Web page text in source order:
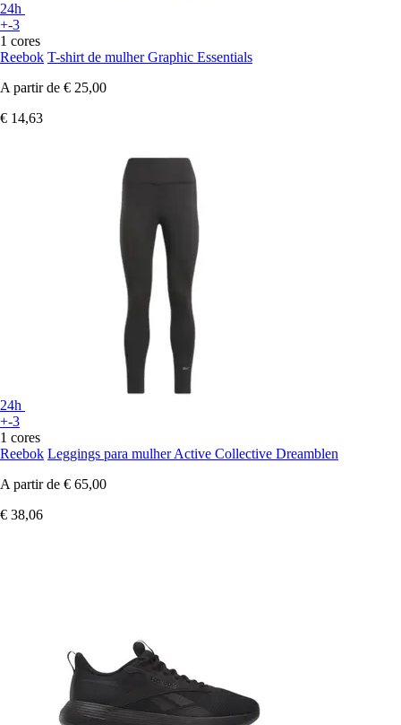
24h
+-3
1 cores
Reebok T-shirt de mulher Graphic Essentials
A partir de € 25,00
€ 14,63
24h
+-3
1 cores
Reebok Leggings para mulher Active Collective Dreamblen
A partir de € 65,00
€ 38,06